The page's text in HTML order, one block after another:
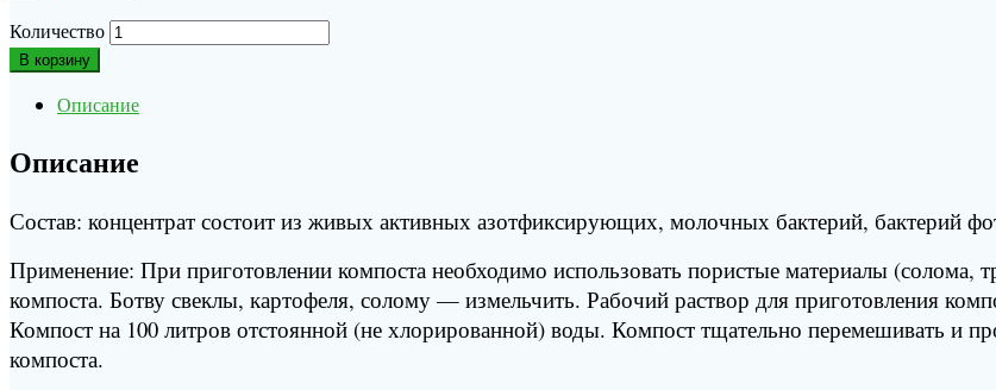
Количество
В корзину
Описание
Описание
Состав: концентрат состоит из живых активных азотфиксирующих, молочных бактерий, бактерий
Применение: При приготовлении компоста необходимо использовать пористые материалы (солома,
компоста. Ботву свеклы, картофеля, солому — измельчить. Рабочий раствор для приготовления
Компост на 100 литров отстоянной (не хлорированной) воды. Компост тщательно перемешивать и
компоста.